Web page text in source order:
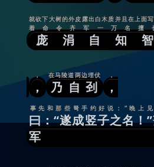
庞涓自知
就砍下大树的外皮露出白木质并且在上面
着命令齐军一万名擅
，
，
乃自刭
在马陵道两边埋伏
，
，
曰：“遂成竖子之名！
军
事先和那些弩手约好说：“晚上